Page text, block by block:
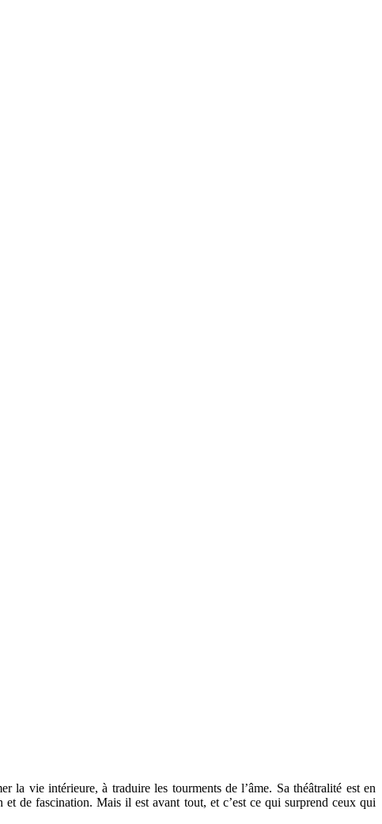
la vie intérieure, à traduire les tourments de l’âme. Sa théâtralité est en
de fascination. Mais il est avant tout, et c’est ce qui surprend ceux qui